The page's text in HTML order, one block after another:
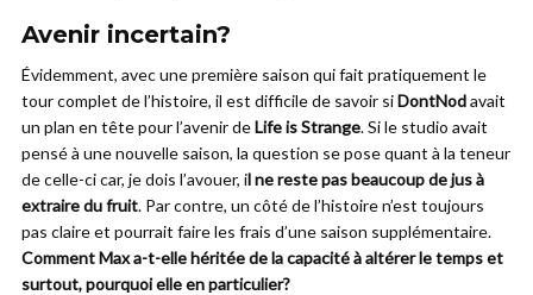
Avenir incertain?
Évidemment, avec une première saison qui fait pratiquement le
tour complet de l’histoire, il est difficile de savoir siDontNodavait
un plan en tête pour l’avenir deLife is Strange. Si le studio avait
pensé à une nouvelle saison, la question se pose quant à la teneur
de celle-ci car, je dois l’avouer, il ne reste pas beaucoup de jus à
extraire du fruit. Par contre, un côté de l’histoire n’est toujours
pas claire et pourrait faire les frais d’une saison supplémentaire.
Comment Max a-t-elle héritée de la capacité à altérer le temps et
surtout, pourquoi elle en particulier?